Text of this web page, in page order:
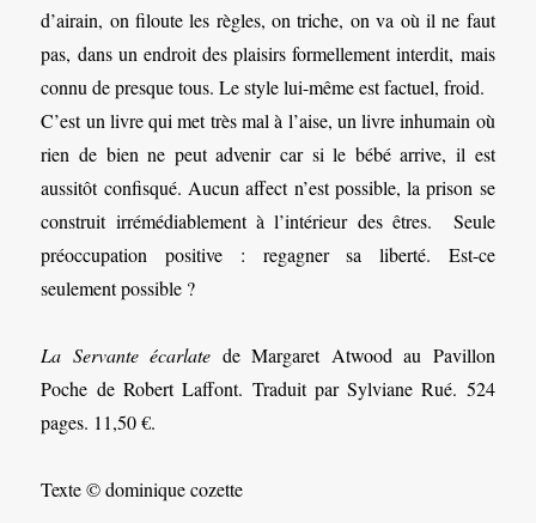
d’airain, on filoute les règles, on triche, on va où il ne faut
pas, dans un endroit des plaisirs formellement interdit, mais
connu de presque tous. Le style lui-même est factuel, froid.
C’est un livre qui met très mal à l’aise, un livre inhumain où
rien de bien ne peut advenir car si le bébé arrive, il est
aussitôt confisqué. Aucun affect n’est possible, la prison se
construit irrémédiablement à l’intérieur des êtres. Seule
préoccupation positive : regagner sa liberté. Est-ce
seulement possible ?
La Servante écarlate de Margaret Atwood au Pavillon
Poche de Robert Laffont. Traduit par Sylviane Rué. 524
pages. 11,50 €.
Texte © dominique cozette